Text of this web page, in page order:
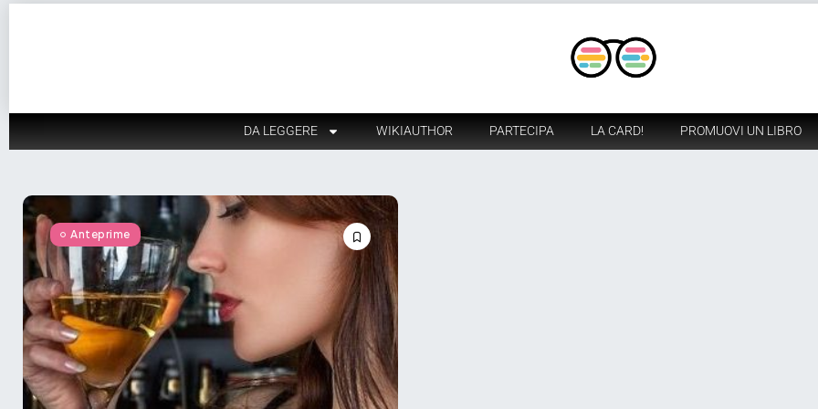
DA LEGGERE WIKIAUTHOR PARTECIPA LA CARD! PROMUOVI UN LIBRO
Anteprime